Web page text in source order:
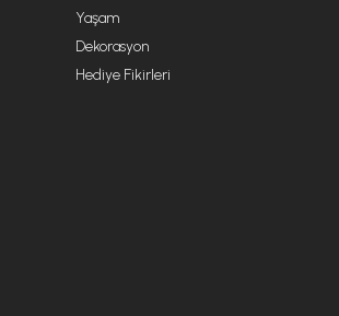
Yaşam
Dekorasyon
Hediye Fikirleri